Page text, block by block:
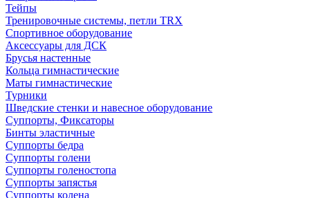
Тейпы
Тренировочные системы, петли TRX
Спортивное оборудование
Аксессуары для ДСК
Брусья настенные
Кольца гимнастические
Маты гимнастические
Турники
Шведские стенки и навесное оборудование
Суппорты, Фиксаторы
Бинты эластичные
Суппорты бедра
Суппорты голени
Суппорты голеностопа
Суппорты запястья
Суппорты колена